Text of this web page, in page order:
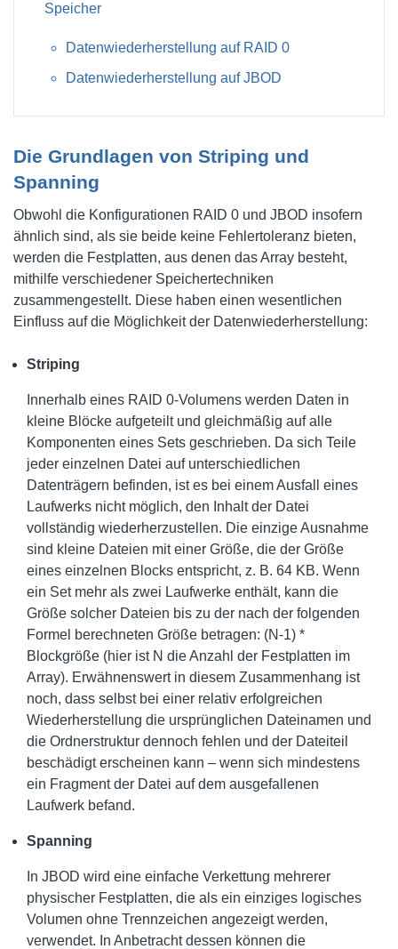
Speicher
Datenwiederherstellung auf RAID 0
Datenwiederherstellung auf JBOD
Die Grundlagen von Striping und
Spanning
Obwohl die Konfigurationen RAID 0 und JBOD insofern
ähnlich sind, als sie beide keine Fehlertoleranz bieten,
werden die Festplatten, aus denen das Array besteht,
mithilfe verschiedener Speichertechniken
zusammengestellt. Diese haben einen wesentlichen
Einfluss auf die Möglichkeit der Datenwiederherstellung:
Striping
Innerhalb eines RAID 0-Volumens werden Daten in
kleine Blöcke aufgeteilt und gleichmäßig auf alle
Komponenten eines Sets geschrieben. Da sich Teile
jeder einzelnen Datei auf unterschiedlichen
Datenträgern befinden, ist es bei einem Ausfall eines
Laufwerks nicht möglich, den Inhalt der Datei
vollständig wiederherzustellen. Die einzige Ausnahme
sind kleine Dateien mit einer Größe, die der Größe
eines einzelnen Blocks entspricht, z. B. 64 KB. Wenn
ein Set mehr als zwei Laufwerke enthält, kann die
Größe solcher Dateien bis zu der nach der folgenden
Formel berechneten Größe betragen: (N-1) *
Blockgröße (hier ist N die Anzahl der Festplatten im
Array). Erwähnenswert in diesem Zusammenhang ist
noch, dass selbst bei einer relativ erfolgreichen
Wiederherstellung die ursprünglichen Dateinamen und
die Ordnerstruktur dennoch fehlen und der Dateiteil
beschädigt erscheinen kann – wenn sich mindestens
ein Fragment der Datei auf dem ausgefallenen
Laufwerk befand.
Spanning
In JBOD wird eine einfache Verkettung mehrerer
physischer Festplatten, die als ein einziges logisches
Volumen ohne Trennzeichen angezeigt werden,
verwendet. In Anbetracht dessen können die